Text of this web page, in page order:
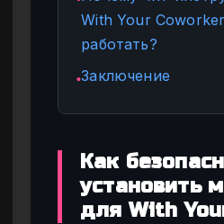
With Your
работать?
●Заключение
Как
установить
для With